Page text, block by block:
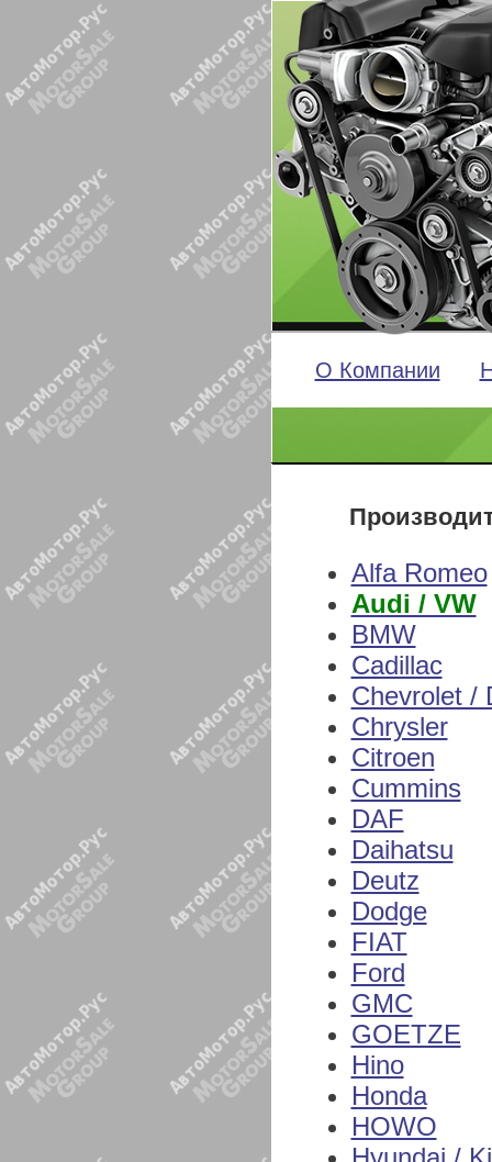
О Компании
Alfa Romeo
Audi / VW
BMW
Cadillac
Chevrolet /
Chrysler
Citroen
Cummins
DAF
Daihatsu
Deutz
Dodge
FIAT
Ford
GMC
GOETZE
Hino
Honda
HOWO